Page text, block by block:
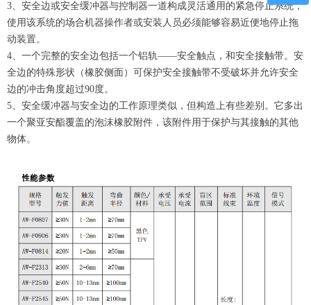
3、安全边或安全缓冲器与控制器一道构成灵活通用的紧急停止系统，
使用该系统的场合机器操作者或安装人员必须能够容易近便地停止拖
动装置。
4、一个完整的安全边包括一个铝轨——安全触点，和安全接触带。安
全边的特殊形状（橡胶侧面）可保护安全接触带不受破坏并允许安全
边的冲击角度超过90度。
5、安全缓冲器与安全边的工作原理类似，但构造上有些差别。它多出
一个聚亚安酯覆盖的泡沫橡胶附件，该附件用于保护与其接触的其他
物体。
微信二维码